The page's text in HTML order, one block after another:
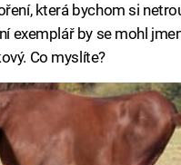
která bychom si
exemplář by se mohl
Co myslíte?